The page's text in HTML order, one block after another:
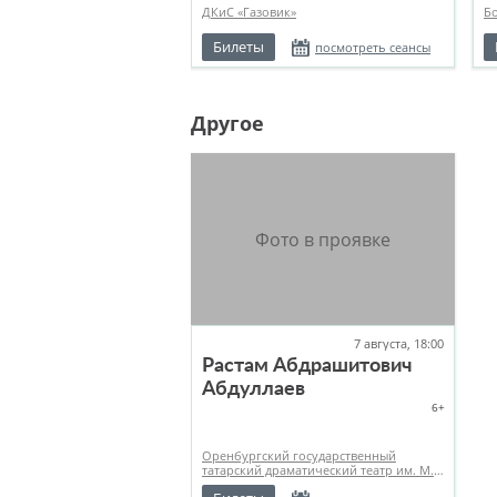
ДКиС «Газовик»
Билеты посмотреть сеансы
Другое
7 августа, 18:00
Растам Абдрашитович
Абдуллаев
6+
Оренбургский государственный
татарский драматический театр им. М.
Файзи